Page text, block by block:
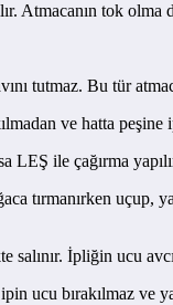
Atmacanın tok olma
tutmaz. Bu tür
ve hatta peşine
ile çağırma
tırmanırken uçup,
İpliğin ucu
ucu bırakılmaz ve